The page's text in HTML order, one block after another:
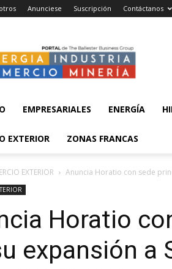
Anunciese Suscripción Contáctanos
EMPRESARIALES ENERGÍA
EXTERIOR ZONAS FRANCAS
EXTERIOR Anuncia Horatio con sede
Horatio
expansión a